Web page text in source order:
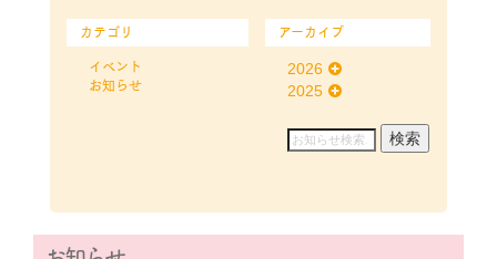
カテゴリ
イベント
お知らせ
アーカイブ
2026
2025